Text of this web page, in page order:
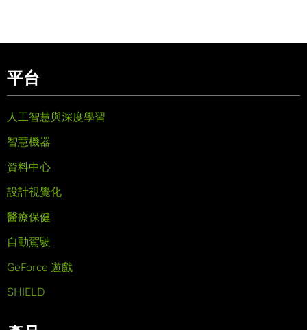
平台
人工智慧與深度學習
智慧機器
資料中心
設計視覺化
醫療保健
自動駕駛
GeForce 遊戲
SHIELD